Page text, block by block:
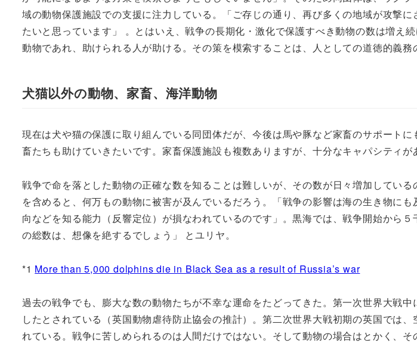
域の動物保護施設での支援に注力している。「ご存じの通り、再び多くの地域が攻撃
たいと思っています」 。とはいえ、戦争の長期化・激化で保護すべき動物の数は増
動物であれ、助けられる人が助ける。その策を模索することは、人としての道徳的義
犬猫以外の動物、家畜、海洋動物
現在は犬や猫の保護に取り組んでいる同団体だが、今後は馬や豚など家畜のサポート
畜たちも助けていきたいです。家畜保護施設も複数ありますが、十分なキャパシティが
戦争で命を落とした動物の正確な数を知ることは難しいが、その数が日々増加してい
を含めると、何万もの動物に被害が及んでいるだろう。「戦争の影響は海の生き物に
向などを知る能力（反響定位）が損なわれているのです」。黒海では、戦争開始から
の総数は、想像を絶するでしょう」 とユリヤ。
*1 More than 5,000 dolphins die in Black Sea as a result of Russia’s war
過去の戦争でも、膨大な数の動物たちが不幸な運命をたどってきた。第一次世界大戦
したとされている（英国動物虐待防止協会の推計）。第二次世界大戦初期の英国では
れている。戦争に苦しめられるのは人間だけではない。そして動物の場合はとかく、そ